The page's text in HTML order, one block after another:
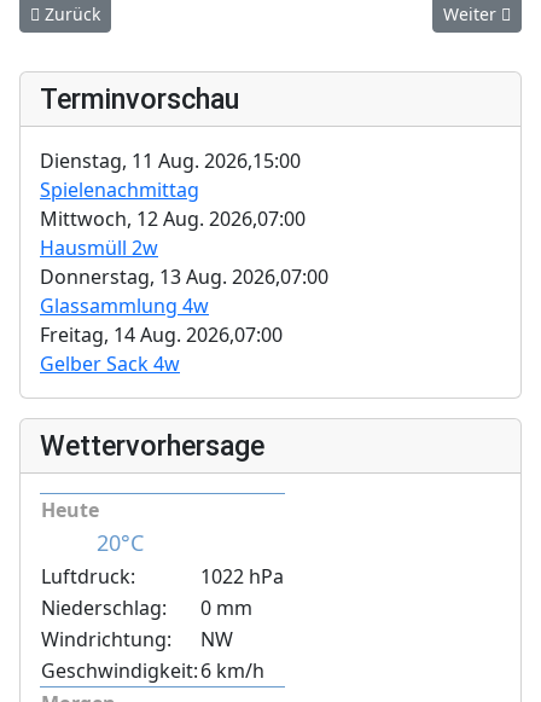
Vorheriger Beitrag: Die Ortschaft
Zurück Nächster
Weiter
Terminvorschau
Dienstag, 11 Aug. 2026,15:00
Spielenachmittag
Mittwoch, 12 Aug. 2026,07:00
Hausmüll 2w
Donnerstag, 13 Aug. 2026,07:00
Glassammlung 4w
Freitag, 14 Aug. 2026,07:00
Gelber Sack 4w
Wettervorhersage
Heute
20°C
Luftdruck:
1022 hPa
Niederschlag:
0 mm
Windrichtung:
NW
Geschwindigkeit:6 km/h